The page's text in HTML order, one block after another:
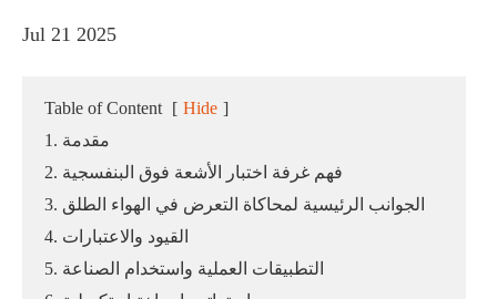
Jul 21 2025
Table of Content [ Hide ]
1. مقدمة
2. فهم غرفة اختبار الأشعة فوق البنفسجية
3. الجوانب الرئيسية لمحاكاة التعرض في الهواء الطلق
4. القيود والاعتبارات
5. التطبيقات العملية واستخدام الصناعة